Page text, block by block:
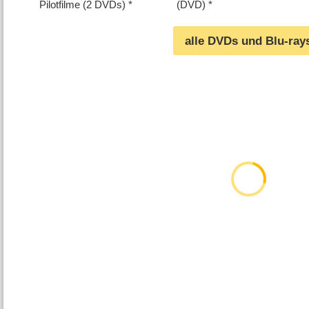
Pilotfilme (2 DVDs) (DVD)
alle DVDs und Blu-